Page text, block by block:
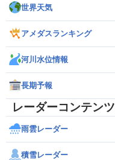
世界天気
アメダスランキング
河川水位情報
長期予報
レーダーコンテンツ
雨雲レーダー
積雪レーダー